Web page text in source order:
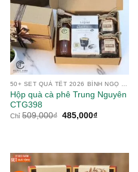
50+ SET QUÀ TẾT 2026 BÍNH NGỌ TỪ NÔNG SẢN
Hộp quà cà phê Trung Nguyên
CTG398
Chỉ 509,000₫ Giá
485,000₫Giá